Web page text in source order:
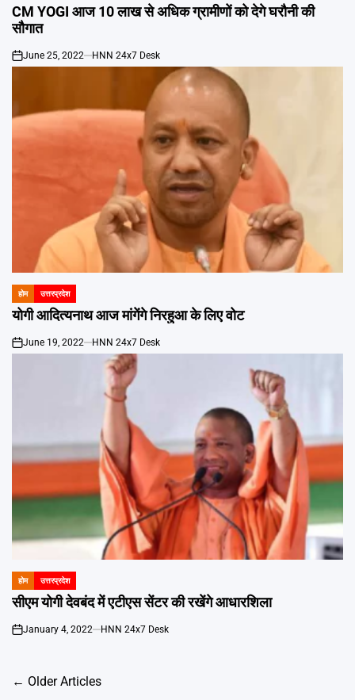
IN
CM YOGI आज 10 लाख से अधिक ग्रामीणों को देगे घरौनी की
सौगात
on
June 25, 2022 HNN 24x7 Desk
POSTED
IN
होम उत्तरप्रदेश
योगी आदित्यनाथ आज मांगेंगे निरहुआ के लिए वोट
on
June 19, 2022 HNN 24x7 Desk
POSTED
IN
होम उत्तरप्रदेश
सीएम योगी देवबंद में एटीएस सेंटर की रखेंगे आधारशिला
on
January 4, 2022 HNN 24x7 Desk
Posts
← Older Articles